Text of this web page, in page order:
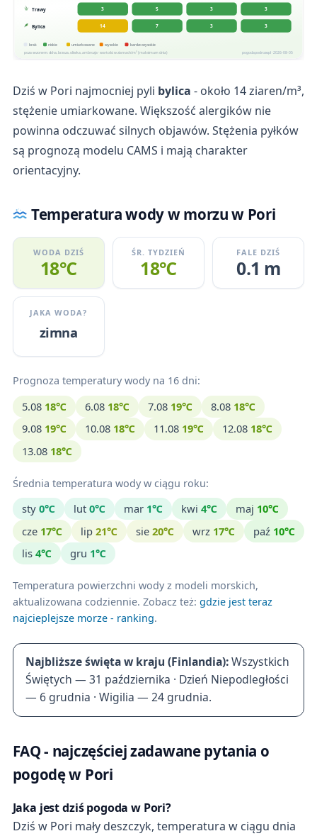
Trawy 3 5 3 3
Bylica 14 7 3 3
brak niskie umiarkowane wysokie
bardzo wysokie
poza sezonem: olcha, brzoza, oliwka, ambrozja · wartości w ziarnach/m³ (maksimum dnia)
pogodapodroze.pl · 2026-08-05
Dziś w Pori najmocniej pyli bylica - około 14 ziaren/m³,
stężenie umiarkowane. Większość alergików nie
powinna odczuwać silnych objawów. Stężenia pyłków
są prognozą modelu CAMS i mają charakter
orientacyjny.
Temperatura wody w morzu w Pori
WODA DZIŚ
18℃
ŚR. TYDZIEŃ
18℃
FALE DZIŚ
0.1 m
JAKA WODA?
zimna
Prognoza temperatury wody na 16 dni:
5.08 18℃ 6.08 18℃ 7.08 19℃ 8.08 18℃
9.08 19℃ 10.08 18℃ 11.08 19℃ 12.08 18℃
13.08 18℃
Średnia temperatura wody w ciągu roku:
sty 0℃ lut 0℃ mar 1℃ kwi 4℃ maj 10℃
cze 17℃ lip 21℃ sie 20℃ wrz 17℃ paź 10℃
lis 4℃ gru 1℃
Temperatura powierzchni wody z modeli morskich,
aktualizowana codziennie. Zobacz też: gdzie jest teraz
najcieplejsze morze - ranking.
Najbliższe święta w kraju (Finlandia):Wszystkich
Świętych — 31 października · Dzień Niepodległości
— 6 grudnia · Wigilia — 24 grudnia.
FAQ - najczęściej zadawane pytania o
pogodę w Pori
Jaka jest dziś pogoda w Pori?
Dziś w Pori mały deszczyk, temperatura w ciągu dnia